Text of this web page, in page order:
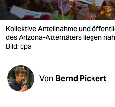
verlag
verlag
veranstaltungen
shop
fragen & hilfe
Kollektive Anteilnahme und
des Arizona-Attentäters liegen
Bild: dpa
Von Bernd Pickert